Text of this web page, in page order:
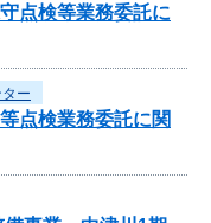
点検等業務委託に
ー
点検業務委託に関